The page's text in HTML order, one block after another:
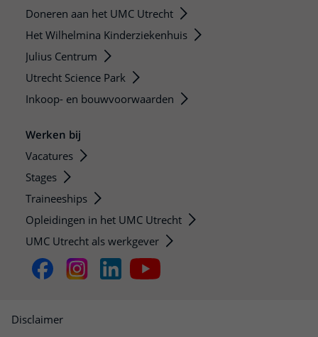
Doneren aan het UMC Utrecht
Het Wilhelmina Kinderziekenhuis
Julius Centrum
Utrecht Science Park
Inkoop- en bouwvoorwaarden
Werken bij
Vacatures
Stages
Traineeships
Opleidingen in het UMC Utrecht
UMC Utrecht als werkgever
Disclaimer